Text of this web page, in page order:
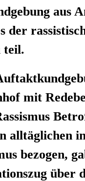
aus
der
teil.
mit
all­täg­li­chen
bezo­gen,
über